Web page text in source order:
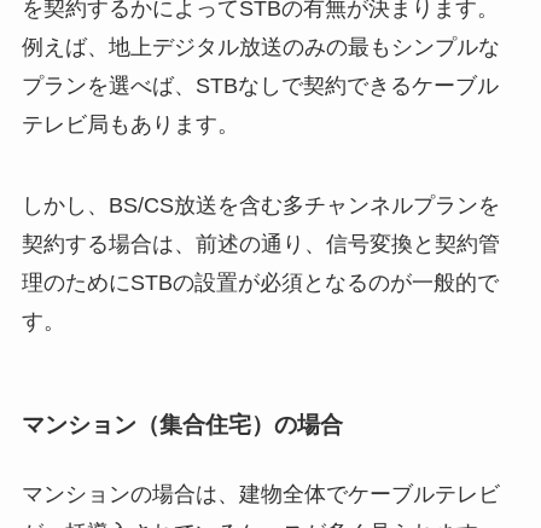
を契約するかによってSTBの有無が決まります。
例えば、地上デジタル放送のみの最もシンプルな
プランを選べば、STBなしで契約できるケーブル
テレビ局もあります。
しかし、BS/CS放送を含む多チャンネルプランを
契約する場合は、前述の通り、信号変換と契約管
理のためにSTBの設置が必須となるのが一般的で
す。
マンション（集合住宅）の場合
マンションの場合は、建物全体でケーブルテレビ